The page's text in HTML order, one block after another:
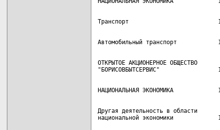
ОТКРЫТОЕ АКЦИОНЕРНОЕ ОБЩЕСТВО
Другая деятельность в области